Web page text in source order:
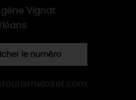
Vignat
le numéro